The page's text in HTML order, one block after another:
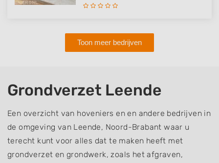
Toon meer bedrijven
Grondverzet Leende
Een overzicht van hoveniers en en andere bedrijven in
de omgeving van Leende, Noord-Brabant waar u
terecht kunt voor alles dat te maken heeft met
grondverzet en grondwerk, zoals het afgraven,